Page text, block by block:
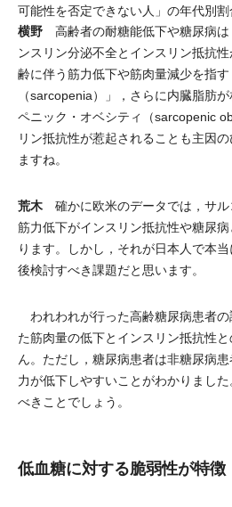
可能性を否定できない人」の年代別割
横野 高齢者の耐糖能低下や糖尿病は
ンスリン分泌不全とインスリン抵抗
齢に伴う筋力低下や筋肉量減少を指
（sarcopenia）」，さらに内臓脂肪
ペニック・オベシティ（sarcopenic
リン抵抗性が惹起されることも主因
ますね。
荒木 確かに欧米のデータでは，サ
筋力低下がインスリン抵抗性や糖尿
ります。しかし，それが日本人で本
後検討すべき課題だと思います。
われわれが行った高齢糖尿病患者の
た筋肉量の低下とインスリン抵抗性
ん。ただし，糖尿病患者は非糖尿病
力が低下しやすいことがわかりまし
べきことでしょう。
低血糖に対する脆弱性が特徴